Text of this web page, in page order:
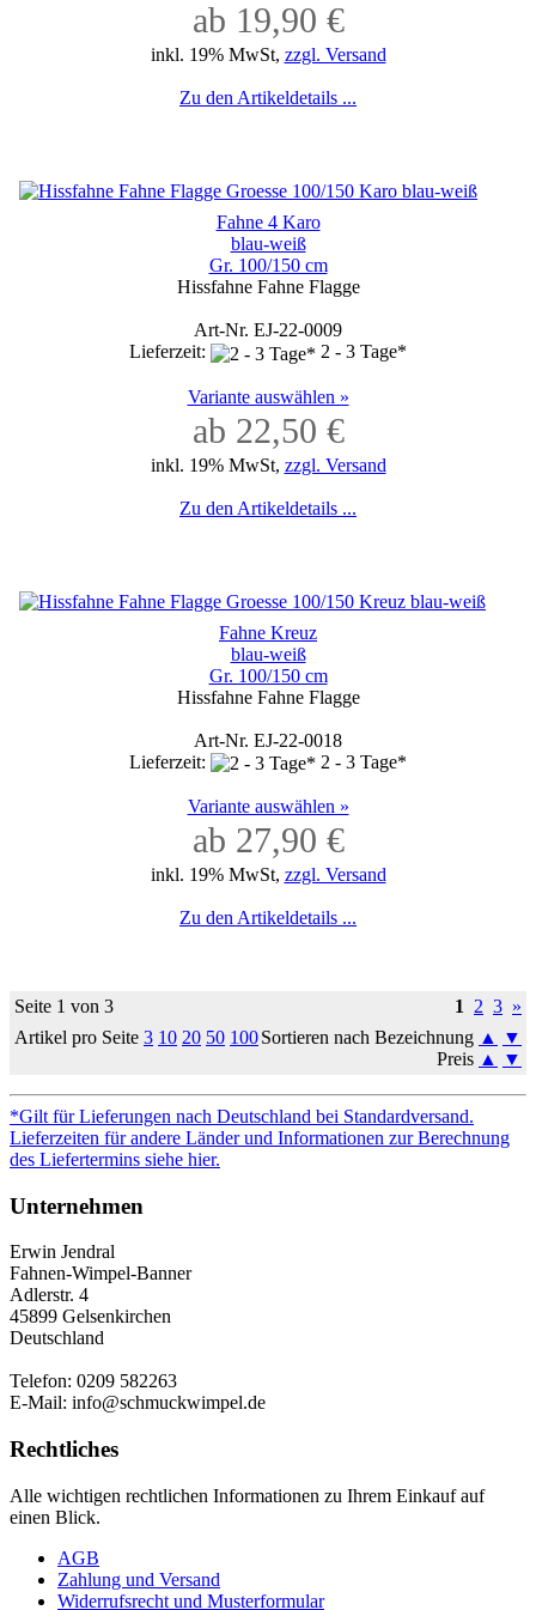
ab 19,90 €
inkl. 19% MwSt, zzgl. Versand
Zu den Artikeldetails ...
Fahne 4 Karo
blau-weiß
Gr. 100/150 cm
Hissfahne Fahne Flagge
Art-Nr. EJ-22-0009
Lieferzeit:
2 - 3 Tage*
Variante auswählen »
ab 22,50 €
inkl. 19% MwSt, zzgl. Versand
Zu den Artikeldetails ...
Fahne Kreuz
blau-weiß
Gr. 100/150 cm
Hissfahne Fahne Flagge
Art-Nr. EJ-22-0018
Lieferzeit:
2 - 3 Tage*
Variante auswählen »
ab 27,90 €
inkl. 19% MwSt, zzgl. Versand
Zu den Artikeldetails ...
Seite 1 von 3 1 2 3 »
Artikel pro Seite 3 10 20 50 100Sortieren nach Bezeichnung ▲
▼
Preis ▲ ▼
*Gilt für Lieferungen nach Deutschland bei Standardversand.
Lieferzeiten für andere Länder und Informationen zur Berechnung
des Liefertermins siehe hier.
Unternehmen
Erwin Jendral
Fahnen-Wimpel-Banner
Adlerstr. 4
45899 Gelsenkirchen
Deutschland
Telefon: 0209 582263
E-Mail: info@schmuckwimpel.de
Rechtliches
Alle wichtigen rechtlichen Informationen zu Ihrem Einkauf auf
einen Blick.
AGB
Zahlung und Versand
Widerrufsrecht und Musterformular